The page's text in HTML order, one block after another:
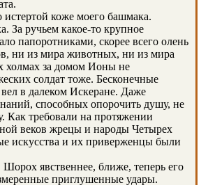
коже моего башмака.
За ручьем какое-то крупное
папоротниками, скорее всего олень
ни из мира животных, ни из мира
холмах за домом Ионы не
солдат тоже. Бесконечные
в далеком Искеране. Даже
способных опорочить душу, не
Как требовали на протяжении
веков жрецы и народы Четырех
искусства и их приверженцы были
Шорох явственнее, ближе, теперь его
приглушенные удары.